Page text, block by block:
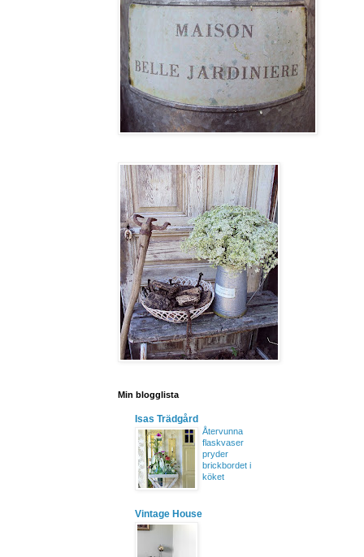
Min blogglista
Isas Trädgård
Återvunna
flaskvaser
pryder
brickbordet i
köket
Vintage House